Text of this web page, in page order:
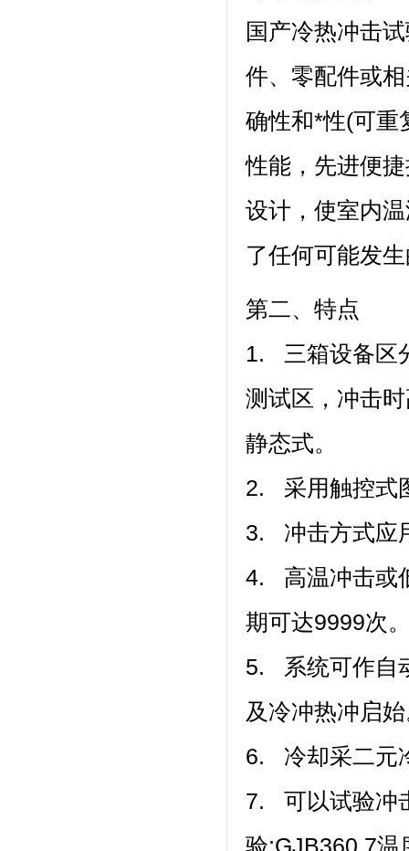
国产冷热冲击试
件、零配件
确性和*性(可重
性能，先进便
设计，使室
了任何可能发生
第二、特点
1. 三箱设备区分为
测试区，
静态式。
2. 采用触控式图
3. 冲击方式应用
4. 高温冲击或
期可达9999次
5. 系统可作自
及冷冲热冲启始
6. 冷却采二元冷冻
7. 可以试验冲
验;GJB360.7温